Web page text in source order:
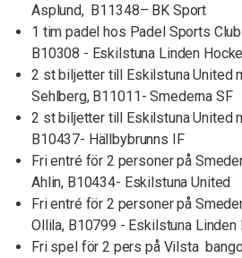
Asplund, B11348– BK Sport
1 tim padel hos Padel Sports
B10308 - Eskilstuna Linden
2 st biljetter till Eskilstuna United
Sehlberg, B11011- Smederna SF
2 st biljetter till Eskilstuna United
B10437- Hällbybrunns IF
Fri entré för 2 personer på
Ahlin, B10434- Eskilstuna United
Fri entré för 2 personer på
Ollila, B10799 - Eskilstuna Linden
Fri spel för 2 pers på Vilsta